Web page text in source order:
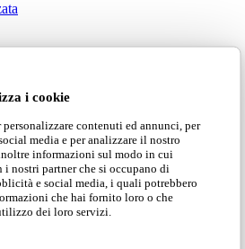
i cookie
contenuti ed annunci, per
media e per analizzare il nostro
informazioni sul modo in cui
nostri partner che si occupano di
e social media, i quali potrebbero
che hai fornito loro o che
dei loro servizi.
Str. della Romagna, 285 –